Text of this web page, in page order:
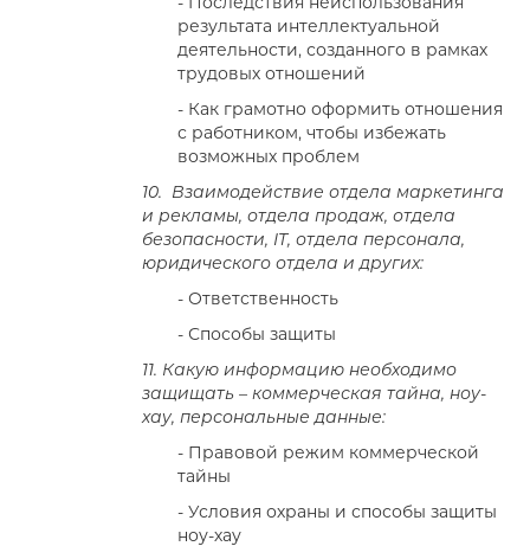
результата интеллектуальной
деятельности, созданного в рамках
трудовых отношений
- Как грамотно оформить отношения
с работником, чтобы избежать
возможных проблем
10. Взаимодействие отдела маркетинга
и рекламы, отдела продаж, отдела
безопасности, IT, отдела персонала,
юридического отдела и других:
- Ответственность
- Способы защиты
11. Какую информацию необходимо
защищать – коммерческая тайна, ноу-
хау, персональные данные:
- Правовой режим коммерческой
тайны
- Условия охраны и способы защиты
ноу-хау